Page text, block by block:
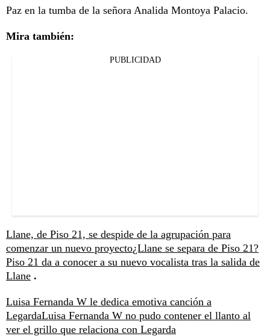
Paz en la tumba de la señora Analida Montoya Palacio.
Mira también:
PUBLICIDAD
Llane, de Piso 21, se despide de la agrupación para
comenzar un nuevo proyecto¿Llane se separa de Piso 21?
Piso 21 da a conocer a su nuevo vocalista tras la salida de
Llane .
Luisa Fernanda W le dedica emotiva canción a
LegardaLuisa Fernanda W no pudo contener el llanto al
ver el grillo que relaciona con Legarda